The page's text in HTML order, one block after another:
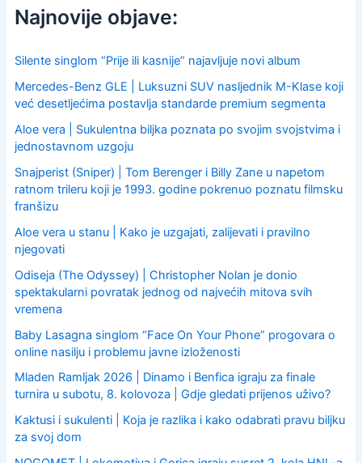
c
h
o
:
Najnovije objave:
Silente singlom “Prije ili kasnije” najavljuje novi album
Mercedes-Benz GLE | Luksuzni SUV nasljednik M-Klase koji
već desetljećima postavlja standarde premium segmenta
Aloe vera | Sukulentna biljka poznata po svojim svojstvima i
jednostavnom uzgoju
Snajperist (Sniper) | Tom Berenger i Billy Zane u napetom
ratnom trileru koji je 1993. godine pokrenuo poznatu filmsku
franšizu
Aloe vera u stanu | Kako je uzgajati, zalijevati i pravilno
njegovati
Odiseja (The Odyssey) | Christopher Nolan je donio
spektakularni povratak jednog od najvećih mitova svih
vremena
Baby Lasagna singlom “Face On Your Phone” progovara o
online nasilju i problemu javne izloženosti
Mladen Ramljak 2026 | Dinamo i Benfica igraju za finale
turnira u subotu, 8. kolovoza | Gdje gledati prijenos uživo?
Kaktusi i sukulenti | Koja je razlika i kako odabrati pravu biljku
za svoj dom